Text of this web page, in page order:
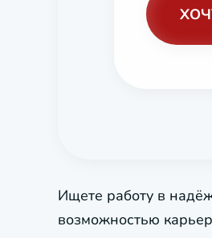
Ищете работу в
возможностью